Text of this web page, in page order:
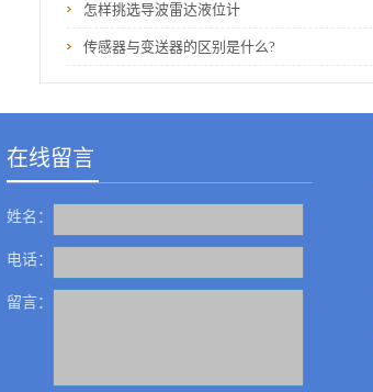
怎样挑选导波雷达液位计
传感器与变送器的区别是什么?
在线留言
姓名：
电话：
留言：